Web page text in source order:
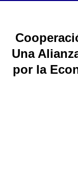
Una
por la